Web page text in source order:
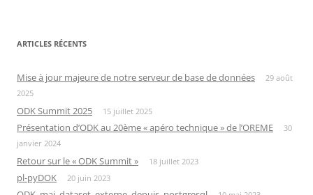
ARTICLES RÉCENTS
Mise à jour majeure de notre serveur de base de données 29 août
2025
ODK Summit 2025
15 juillet 2025
Présentation d’ODK au 20ème « apéro technique » de l’OREME 30
janvier 2024
Retour sur le « ODK Summit »
18 juillet 2023
pl-pyDOK 20 juin 2023